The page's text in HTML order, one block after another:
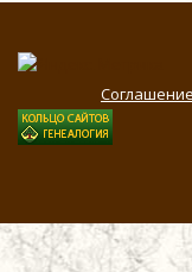
Соглашение